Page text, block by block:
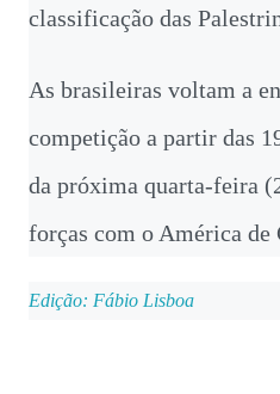
classificação das
As brasileiras voltam a
competição a partir das
da próxima quarta-feira
forças com o América
Edição: Fábio Lisboa